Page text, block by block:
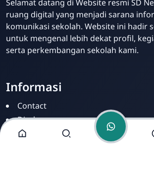
Admin
Online
Selamat datang di Website resmi SD
ruang digital yang menjadi sarana
komunikasi sekolah. Website ini hadir
untuk mengenal lebih dekat profil,
serta perkembangan sekolah kami.
Informasi
Contact
Disclamer
Sitemap